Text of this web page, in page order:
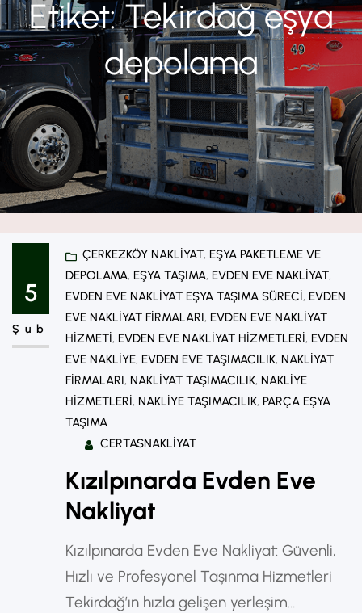
Etiket:Tekirdağ eşya
depolama
5
Şub
ÇERKEZKÖY NAKLIYAT, EŞYA PAKETLEME VE
DEPOLAMA, EŞYA TAŞIMA, EVDEN EVE NAKLIYAT
EVDEN EVE NAKLIYAT EŞYA TAŞIMA SÜRECI, EVDEN
EVE NAKLIYAT FIRMALARI, EVDEN EVE NAKLIYAT
HIZMETI, EVDEN EVE NAKLIYAT HIZMETLERI, EVDEN
EVE NAKLIYE, EVDEN EVE TAŞIMACILIK, NAKLIYAT
FIRMALARI, NAKLIYAT TAŞIMACILIK, NAKLIYE
HIZMETLERI, NAKLIYE TAŞIMACILIK, PARÇA EŞYA
TAŞIMA
CERTASNAKLIYAT
Kızılpınarda Evden Eve
Nakliyat
Kızılpınarda Evden Eve Nakliyat: Güvenli,
Hızlı ve Profesyonel Taşınma Hizmetleri
Tekirdağ’ın hızla gelişen yerleşim